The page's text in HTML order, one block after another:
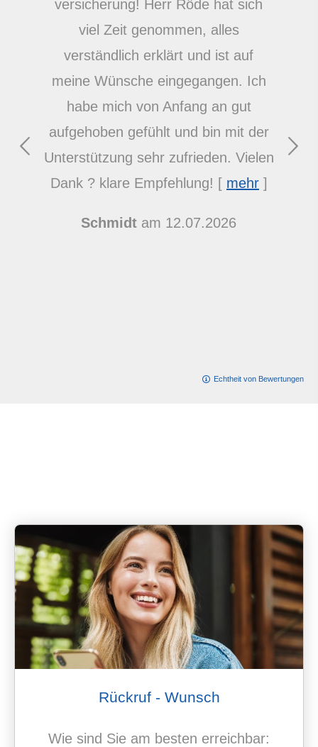
ver­si­che­rung! Herr Röde hat sich
viel Zeit genommen, alles
verständlich erklärt und ist auf
meine Wünsche eingegangen. Ich
habe mich von Anfang an gut
aufgehoben gefühlt und bin mit der
Unterstützung sehr zufrieden. Vielen
Dank ? klare Empfehlung! [ mehr]
Schmidt am 12.07.2026
Echtheit von Bewertungen
Rückruf - Wunsch
Wie sind Sie am besten erreichbar: